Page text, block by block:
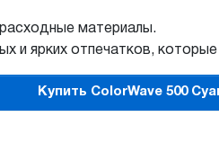
материалы.
и ярких отпечатков,
Купить ColorWave 500